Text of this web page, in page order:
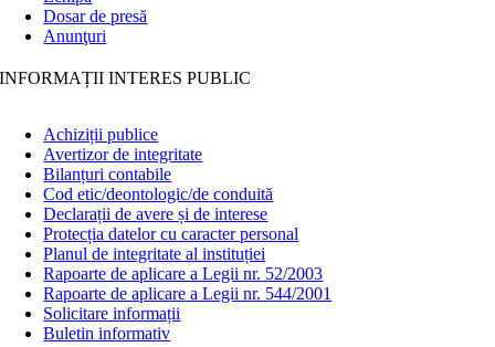
Dosar de presă
Anunţuri
INFORMAȚII INTERES PUBLIC
Achiziții publice
Avertizor de integritate
Bilanțuri contabile
Cod etic/deontologic/de conduită
Declarații de avere și de interese
Protecția datelor cu caracter personal
Planul de integritate al instituției
Rapoarte de aplicare a Legii nr. 52/2003
Rapoarte de aplicare a Legii nr. 544/2001
Solicitare informații
Buletin informativ